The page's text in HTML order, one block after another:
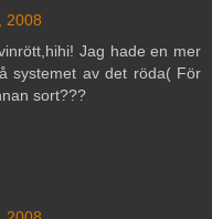
2008
Jag hade en mer
systemet av det röda( För
sort???